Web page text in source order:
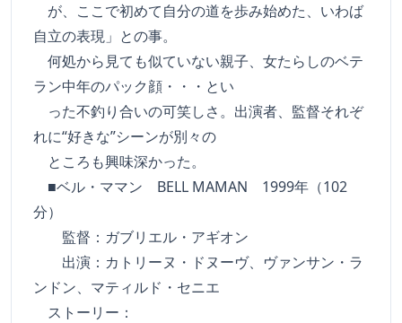
が、ここで初めて自分の道を歩み始めた、いわば
自立の表現」との事。
何処から見ても似ていない親子、女たらしのベテ
ラン中年のパック顔・・・とい
った不釣り合いの可笑しさ。出演者、監督それぞ
れに“好きな”シーンが別々の
ところも興味深かった。
■ベル・ママン BELL MAMAN 1999年（102
分）
監督：ガブリエル・アギオン
出演：カトリーヌ・ドヌーヴ、ヴァンサン・ラ
ンドン、マティルド・セニエ
ストーリー：